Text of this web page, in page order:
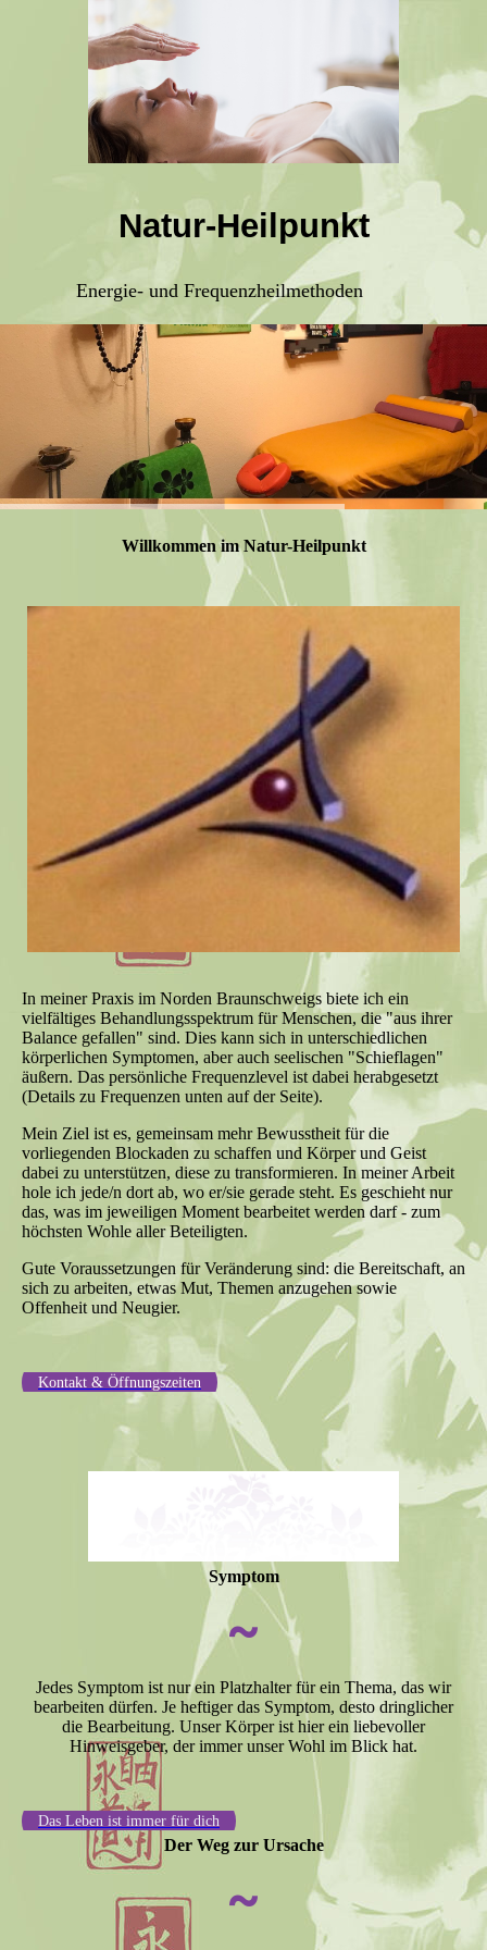
Natur-Heilpunkt
Energie- und Frequenzheilmethoden
Willkommen im Natur-Heilpunkt
In meiner Praxis im Norden Braunschweigs biete ich ein
vielfältiges Behandlungsspektrum für Menschen, die "aus ihrer
Balance gefallen" sind. Dies kann sich in unterschiedlichen
körperlichen Symptomen, aber auch seelischen "Schieflagen"
äußern. Das persönliche Frequenzlevel ist dabei herabgesetzt
(Details zu Frequenzen unten auf der Seite).
Mein Ziel ist es, gemeinsam mehr Bewusstheit für die
vorliegenden Blockaden zu schaffen und Körper und Geist
dabei zu unterstützen, diese zu transformieren. In meiner Arbeit
hole ich jede/n dort ab, wo er/sie gerade steht. Es geschieht nur
das, was im jeweiligen Moment bearbeitet werden darf - zum
höchsten Wohle aller Beteiligten.
Gute Voraussetzungen für Veränderung sind: die Bereitschaft, an
sich zu arbeiten, etwas Mut, Themen anzugehen sowie
Offenheit und Neugier.
Kontakt & Öffnungszeiten
Symptom
~
Jedes Symptom ist nur ein Platzhalter für ein Thema, das wir
bearbeiten dürfen. Je heftiger das Symptom, desto dringlicher
die Bearbeitung. Unser Körper ist hier ein liebevoller
Hinweisgeber, der immer unser Wohl im Blick hat.
Das Leben ist immer für dich
Der Weg zur Ursache
~